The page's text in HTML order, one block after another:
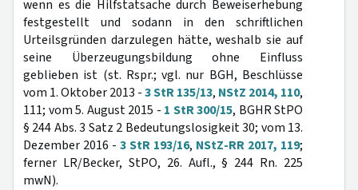
wenn es die Hilfstatsache durch Beweiserhebung
festgestellt und sodann in den schriftlichen
Urteilsgründen darzulegen hätte, weshalb sie auf
seine Überzeugungsbildung ohne Einfluss
geblieben ist (st. Rspr.; vgl. nur BGH, Beschlüsse
vom 1. Oktober 2013 -3 StR 135/13, NStZ 2014, 110,
111; vom 5. August 2015 - 1 StR 300/15, BGHR StPO
§ 244 Abs. 3 Satz 2 Bedeutungslosigkeit 30; vom 13.
Dezember 2016 - 3 StR 193/16, NStZ-RR 2017, 119;
ferner LR/Becker, StPO, 26. Aufl., § 244 Rn. 225
mwN).